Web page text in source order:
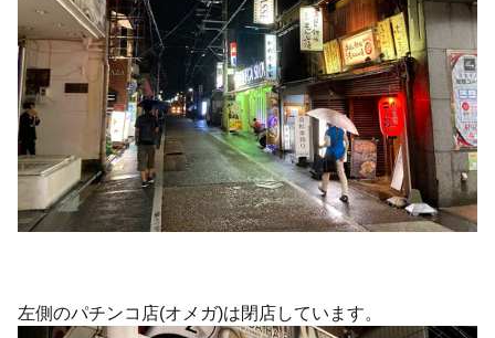
左側のパチンコ店(オメガ)は閉店しています。